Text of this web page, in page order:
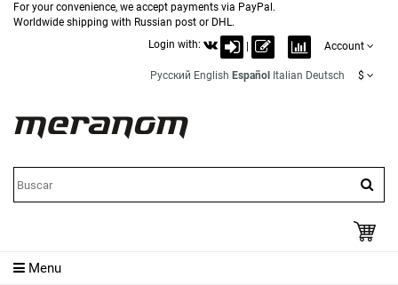
For your convenience, we accept payments via PayPal.
Worldwide shipping with Russian post or DHL.
Login with:
Account
Русский English Español Italian Deutsch $
Menu